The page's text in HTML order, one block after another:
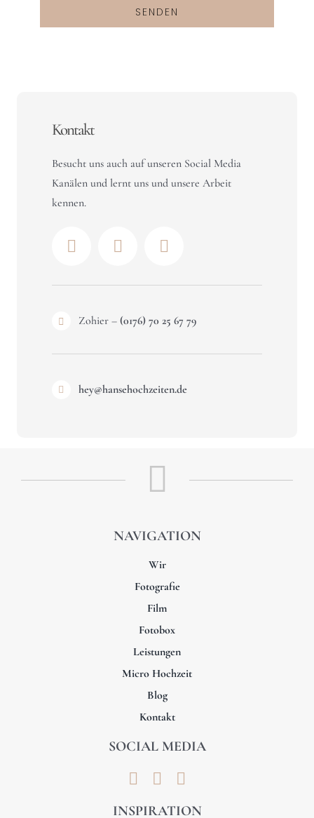
Kontakt
Besucht uns auch auf unseren Social Media
Kanälen und lernt uns und unsere Arbeit
kennen.
Zohier – (0176) 70 25 67 79
hey@hansehochzeiten.de
NAVIGATION
Wir
Fotografie
Film
Fotobox
Leistungen
Micro Hochzeit
Blog
Kontakt
SOCIAL MEDIA
INSPIRATION